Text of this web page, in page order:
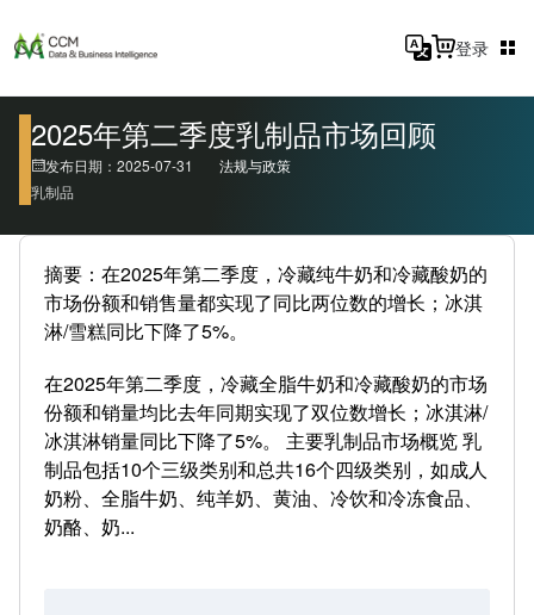
登录
2025年第二季度乳制品市场回顾
发布日期：2025-07-31
法规与政策
乳制品
摘要：在2025年第二季度，冷藏纯牛奶和冷藏酸奶的
市场份额和销售量都实现了同比两位数的增长；冰淇
淋/雪糕同比下降了5%。
在2025年第二季度，冷藏全脂牛奶和冷藏酸奶的市场
份额和销量均比去年同期实现了双位数增长；冰淇淋/
冰淇淋销量同比下降了5%。 主要乳制品市场概览 乳
制品包括10个三级类别和总共16个四级类别，如成人
奶粉、全脂牛奶、纯羊奶、黄油、冷饮和冷冻食品、
奶酪、奶...